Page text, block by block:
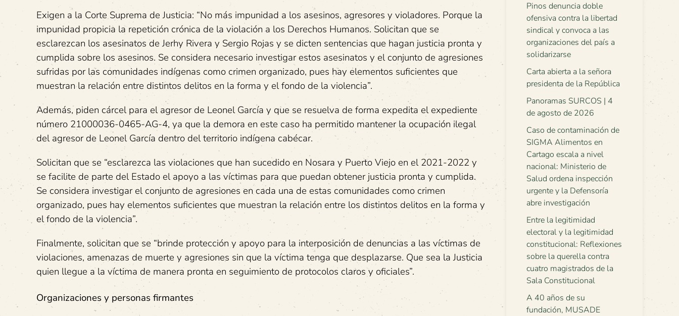
Exigen a la Corte Suprema de Justicia: “No más impunidad a los asesinos, agresores y violadores. Porque la
impunidad propicia la repetición crónica de la violación a los Derechos Humanos. Solicitan que se
esclarezcan los asesinatos de Jerhy Rivera y Sergio Rojas y se dicten sentencias que hagan justicia pronta y
cumplida sobre los asesinos. Se considera necesario investigar estos asesinatos y el conjunto de agresiones
sufridas por las comunidades indígenas como crimen organizado, pues hay elementos suficientes que
muestran la relación entre distintos delitos en la forma y el fondo de la violencia”.
Además, piden cárcel para el agresor de Leonel García y que se resuelva de forma expedita el expediente
número 21000036-0465-AG-4, ya que la demora en este caso ha permitido mantener la ocupación ilegal
del agresor de Leonel García dentro del territorio indígena cabécar.
Solicitan que se “esclarezca las violaciones que han sucedido en Nosara y Puerto Viejo en el 2021-2022 y
se facilite de parte del Estado el apoyo a las víctimas para que puedan obtener justicia pronta y cumplida.
Se considera investigar el conjunto de agresiones en cada una de estas comunidades como crimen
organizado, pues hay elementos suficientes que muestran la relación entre los distintos delitos en la forma y
el fondo de la violencia”.
Finalmente, solicitan que se “brinde protección y apoyo para la interposición de denuncias a las víctimas de
violaciones, amenazas de muerte y agresiones sin que la víctima tenga que desplazarse. Que sea la Justicia
quien llegue a la víctima de manera pronta en seguimiento de protocolos claros y oficiales”.
Organizaciones y personas firmantes
Pinos denuncia doble
ofensiva contra la libertad
sindical y convoca a las
organizaciones del país a
solidarizarse
Carta abierta a la señora
presidenta de la República
Panoramas SURCOS | 4
de agosto de 2026
Caso de contaminación de
SIGMA Alimentos en
Cartago escala a nivel
nacional: Ministerio de
Salud ordena inspección
urgente y la Defensoría
abre investigación
Entre la legitimidad
electoral y la legitimidad
constitucional: Reflexiones
sobre la querella contra
cuatro magistrados de la
Sala Constitucional
A 40 años de su
fundación, MUSADE